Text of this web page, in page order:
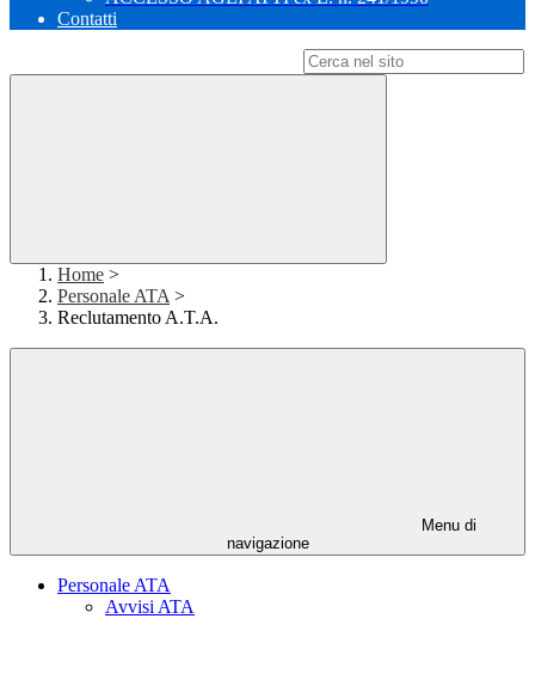
Contatti
Home >
Personale ATA >
Reclutamento A.T.A.
Menu di
navigazione
Personale ATA
Avvisi ATA